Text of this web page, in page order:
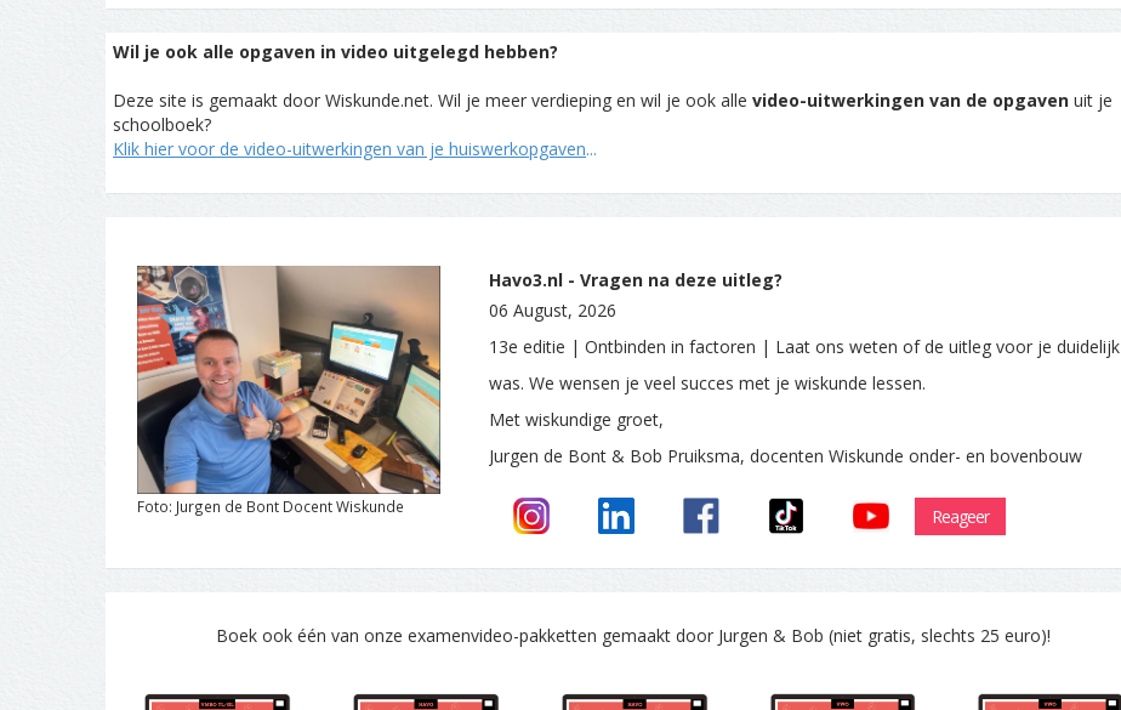
Wil je ook alle opgaven in video uitgelegd hebben?
Deze site is gemaakt door Wiskunde.net. Wil je meer verdieping en wil je ook alle video-uitwerkingen van de opgaven uit je
schoolboek?
Klik hier voor de video-uitwerkingen van je huiswerkopgaven...
Foto: Jurgen de Bont Docent Wiskunde
Havo3.nl - Vragen na deze uitleg?
06 August, 2026
13e editie | Ontbinden in factoren | Laat ons weten of de uitleg voor je duidelijk
was. We wensen je veel succes met je wiskunde lessen.
Met wiskundige groet,
Jurgen de Bont & Bob Pruiksma, docenten Wiskunde onder- en bovenbouw
Reageer
Boek ook één van onze examenvideo-pakketten gemaakt door Jurgen & Bob (niet gratis, slechts 25 euro)!